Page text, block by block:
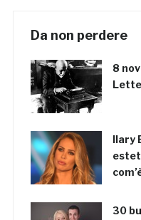
Da non perdere
8
Ilary
30